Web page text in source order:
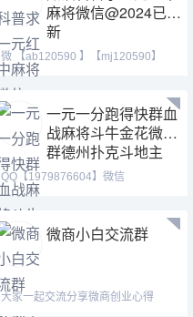
麻将微信@2024已更
新
微 【ab120590 】【mj120590】
【tj525555】等风也等你
一元一分跑得快群血
战麻将斗牛金花微信
群德州扑克斗地主
QQ【1979876604】微信
【187207459】 跑得快群亲友圈、
微商小白交流群
大家一起交流分享微商创业心得